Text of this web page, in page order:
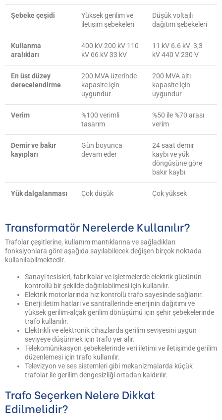
Şebeke çeşidi
Yüksek gerilim ve
iletişim şebekeleri
Düşük voltajlı
dağıtım şebekeleri
Kullanma
aralıkları
400 kV 200 kV 110
kV 66 kV 33 kV
11 kV 6.6 kV 3,3
kV 440 V 230 V
En üst düzey
derecelendirme
200 MVA üzerinde
kapasite için
uygundur
200 MVA altı
kapasite için
uygundur
Verim
%100 verimli
tasarım
%50 ile %70 arası
verim
Demir ve bakır
kayıpları
Gün boyunca
devam eder
24 saat demir
kaybı ve yük
döngüsüne göre
bakır kaybı
Yük dalgalanması Çok düşük Çok yüksek
Transformatör Nerelerde Kullanılır?
Trafolar çeşitlerine, kullanım mantıklarına ve sağladıkları
fonksiyonlara göre aşağıda sayılabilecek değişen birçok noktada
kullanılabilmektedir.
Sanayi tesisleri, fabrikalar ve işletmelerde elektrik gücünün
kontrollü bir şekilde dağıtılabilmesi için kullanılır.
Elektrik motorlarında hız kontrolü trafo sayesinde sağlanır.
Enerji iletim hatları ve santrallerinde enerjinin dağıtımı ve
yüksek gerilim-alçak gerilim dönüşümü için şehir şebekelerinde
trafo kullanılır.
Elektrikli ve elektronik cihazlarda gerilim seviyesini uygun
seviyeye düşürmek için trafo yer alır.
Telekomünikasyon şebekelerinde veri iletimi ve iletişimde gerilim
düzenlemesi için trafo kullanılır.
Televizyon ve ses sistemleri gibi mekanizmalarda küçük
trafolar ile gerilim dengesizliği ortadan kaldırılır.
Trafo Seçerken Nelere Dikkat
Edilmelidir?